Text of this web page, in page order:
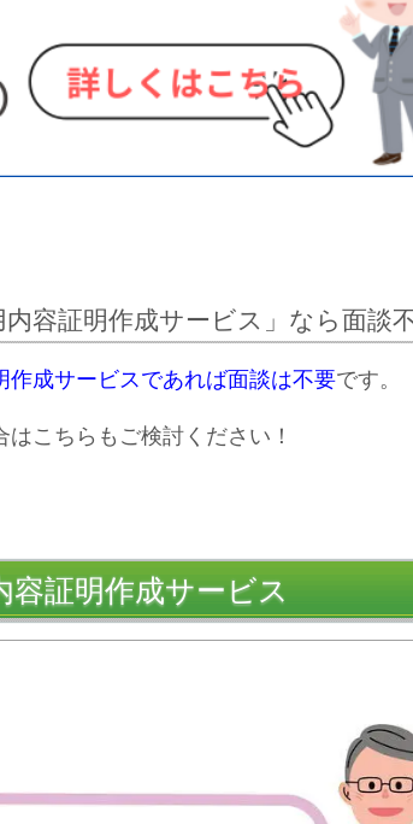
容証明作成サービス」なら面談不
成サービスであれば面談は不要です。
こちらもご検討ください！
証明作成サービス